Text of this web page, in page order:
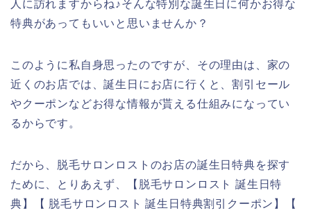
人に訪れますからね♪そんな特別な誕生日に何かお得な
特典があってもいいと思いませんか？
このように私自身思ったのですが、その理由は、家の
近くのお店では、誕生日にお店に行くと、割引セール
やクーポンなどお得な情報が貰える仕組みになってい
るからです。
だから、脱毛サロンロストのお店の誕生日特典を探す
ために、とりあえず、【脱毛サロンロスト 誕生日特
典】【 脱毛サロンロスト 誕生日特典割引クーポン】【